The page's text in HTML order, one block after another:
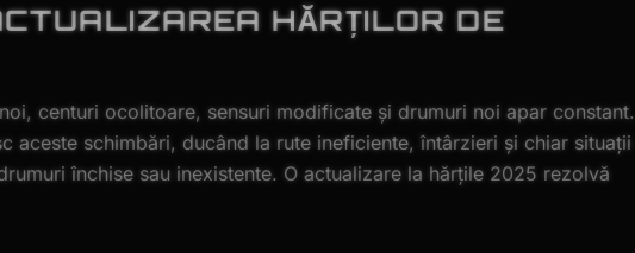
HĂRȚILOR DE
centuri ocolitoare, sensuri modificate și drumuri noi apar constant.
aceste schimbări, ducând la rute ineficiente, întârzieri și chiar situații
închise sau inexistente. O actualizare la hărțile 2025 rezolvă